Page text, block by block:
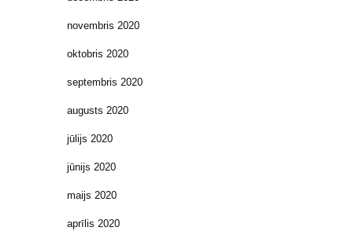
novembris 2020
oktobris 2020
septembris 2020
augusts 2020
jūlijs 2020
jūnijs 2020
maijs 2020
aprīlis 2020